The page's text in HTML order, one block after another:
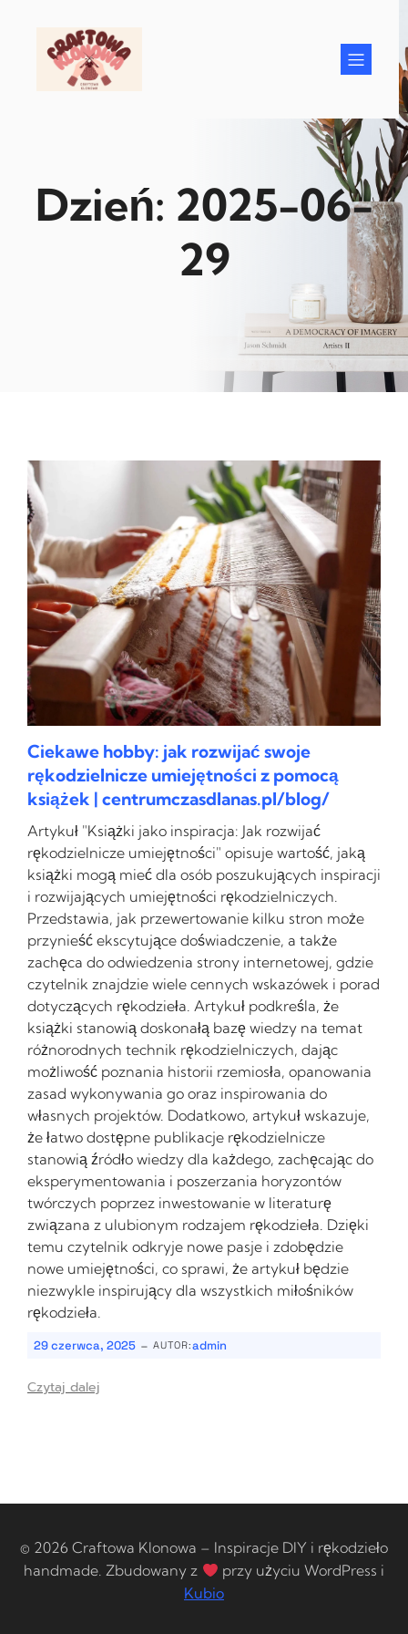
Dzień: 2025-06-
29
Ciekawe hobby: jak rozwijać swoje
rękodzielnicze umiejętności z pomocą
książek | centrumczasdlanas.pl/blog/
Artykuł "Książki jako inspiracja: Jak rozwijać
rękodzielnicze umiejętności" opisuje wartość, jaką
książki mogą mieć dla osób poszukujących inspiracji
i rozwijających umiejętności rękodzielniczych.
Przedstawia, jak przewertowanie kilku stron może
przynieść ekscytujące doświadczenie, a także
zachęca do odwiedzenia strony internetowej, gdzie
czytelnik znajdzie wiele cennych wskazówek i porad
dotyczących rękodzieła. Artykuł podkreśla, że
książki stanowią doskonałą bazę wiedzy na temat
różnorodnych technik rękodzielniczych, dając
możliwość poznania historii rzemiosła, opanowania
zasad wykonywania go oraz inspirowania do
własnych projektów. Dodatkowo, artykuł wskazuje,
że łatwo dostępne publikacje rękodzielnicze
stanowią źródło wiedzy dla każdego, zachęcając do
eksperymentowania i poszerzania horyzontów
twórczych poprzez inwestowanie w literaturę
związana z ulubionym rodzajem rękodzieła. Dzięki
temu czytelnik odkryje nowe pasje i zdobędzie
nowe umiejętności, co sprawi, że artykuł będzie
niezwykle inspirujący dla wszystkich miłośników
rękodzieła.
29 czerwca, 2025 - AUTOR:admin
Czytaj dalej
© 2026 Craftowa Klonowa – Inspiracje DIY i rękodzieło
handmade. Zbudowany z
przy użyciu WordPress i
Kubio